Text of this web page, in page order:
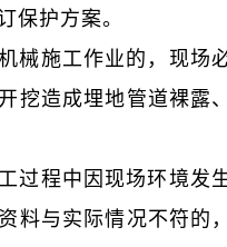
保护方案。
械施工作业的，现场
挖造成埋地管道裸露
过程中因现场环境发
料与实际情况不符的